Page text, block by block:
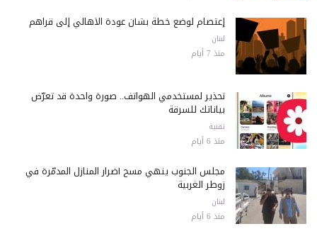
إعتصام لوضع خطة بشأن عودة الأهالي إلى قراهم
لبنان
منذ 7 أيام
تحذير لمستخدمي الهواتف.. صورة واحدة قد تعرّض
بياناتك للسرقة
تقنية
منذ 6 أيام
مجلس الجنوب ينهي مسح أضرار المنازل المدمّرة في
زوطر الغربية
لبنان
منذ 6 أيام